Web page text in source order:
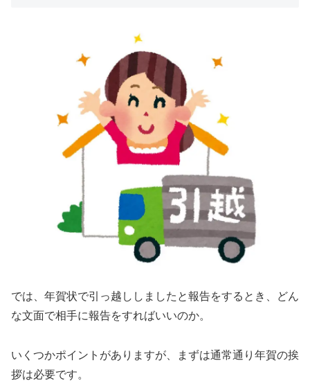
では、年賀状で引っ越ししましたと報告をするとき、どん
な文面で相手に報告をすればいいのか。
いくつかポイントがありますが、まずは通常通り年賀の挨
拶は必要です。